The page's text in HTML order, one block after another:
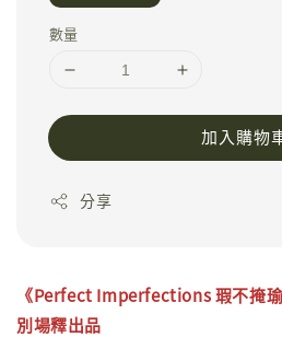
數量
加入購物
分享
《Perfect Imperfections瑕不掩
別場釋出品